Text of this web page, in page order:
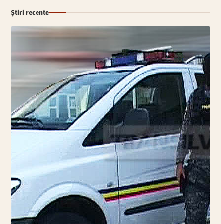
Știri recente